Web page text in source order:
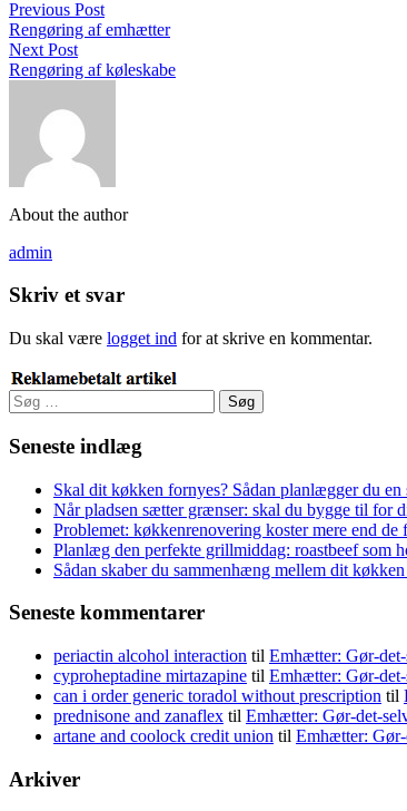
Previous Post
Rengøring af emhætter
Next Post
Rengøring af køleskabe
About the author
admin
Skriv et svar
Du skal være logget ind for at skrive en kommentar.
Søg
efter:
Seneste indlæg
Skal dit køkken fornyes? Sådan planlægger du en
Når pladsen sætter grænser: skal du bygge til for
Problemet: køkkenrenovering koster mere end de
Planlæg den perfekte grillmiddag: roastbeef som
Sådan skaber du sammenhæng mellem dit
Seneste kommentarer
periactin alcohol interaction til Emhætter: Gør-
cyproheptadine mirtazapine til Emhætter: Gør-
can i order generic toradol without prescription til
prednisone and zanaflex til Emhætter: Gør-det-
artane and coolock credit union til Emhætter:
Arkiver